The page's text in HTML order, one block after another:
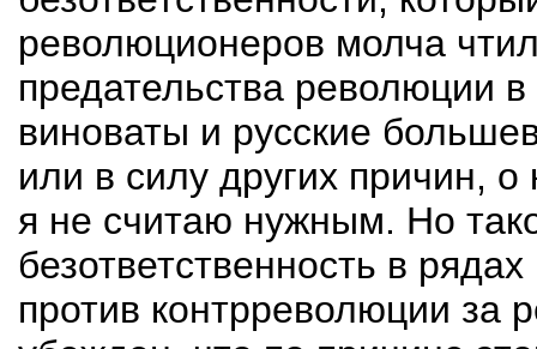
революционеров молча
предательства революции
виноваты и русские
или в силу других причин, о
я не считаю нужным. Но
безответственность в
против контрреволюции